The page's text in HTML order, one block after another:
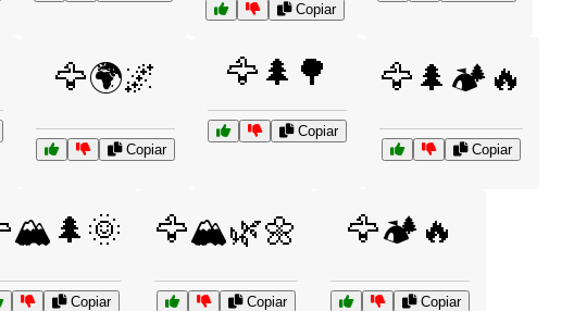
Copiar
🦅🌍🌌
Copiar
🦅🌲🌳
Copiar
🦅🌲🏕️🔥
Copiar
Copiar
🦅🏔️🌿🌼
Copiar
🦅🏕️🔥
Copiar